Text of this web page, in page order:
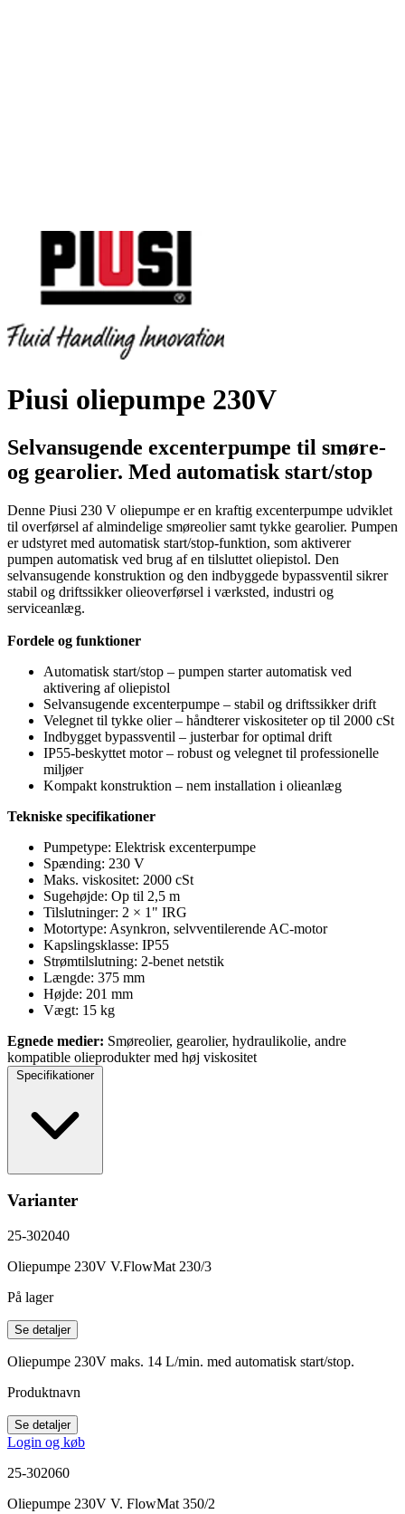
Piusi oliepumpe 230V
Selvansugende excenterpumpe til smøre-
og gearolier. Med automatisk start/stop
Denne Piusi 230 V oliepumpe er en kraftig excenterpumpe udviklet
til overførsel af almindelige smøreolier samt tykke gearolier. Pumpen
er udstyret med automatisk start/stop-funktion, som aktiverer
pumpen automatisk ved brug af en tilsluttet oliepistol. Den
selvansugende konstruktion og den indbyggede bypassventil sikrer
stabil og driftssikker olieoverførsel i værksted, industri og
serviceanlæg.
Fordele og funktioner
Automatisk start/stop – pumpen starter automatisk ved
aktivering af oliepistol
Selvansugende excenterpumpe – stabil og driftssikker drift
Velegnet til tykke olier – håndterer viskositeter op til 2000 cSt
Indbygget bypassventil – justerbar for optimal drift
IP55-beskyttet motor – robust og velegnet til professionelle
miljøer
Kompakt konstruktion – nem installation i olieanlæg
Tekniske specifikationer
Pumpetype: Elektrisk excenterpumpe
Spænding: 230 V
Maks. viskositet: 2000 cSt
Sugehøjde: Op til 2,5 m
Tilslutninger: 2 × 1" IRG
Motortype: Asynkron, selvventilerende AC-motor
Kapslingsklasse: IP55
Strømtilslutning: 2-benet netstik
Længde: 375 mm
Højde: 201 mm
Vægt: 15 kg
Egnede medier: Smøreolier, gearolier, hydraulikolie, andre
kompatible olieprodukter med høj viskositet
Specifikationer
Varianter
25-302040
Oliepumpe 230V V.FlowMat 230/3
På lager
Se detaljer
Oliepumpe 230V maks. 14 L/min. med automatisk start/stop.
Produktnavn
Se detaljer
Login og køb
25-302060
Oliepumpe 230V V. FlowMat 350/2